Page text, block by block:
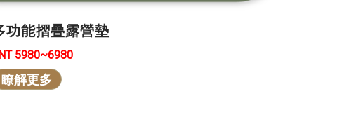
功能摺疊露營墊
5980~6980
瞭解更多